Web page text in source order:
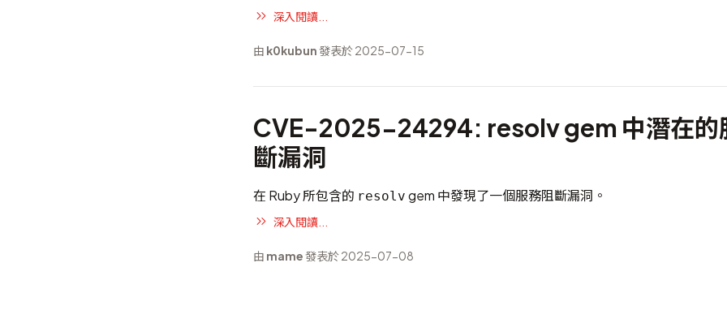
深入閱讀...
由 k0kubun發表於 2025-07-15
CVE-2025-24294: resolv gem 中潛在的
斷漏洞
在 Ruby 所包含的 resolv gem 中發現了一個服務阻斷漏洞。
深入閱讀...
由 mame發表於 2025-07-08